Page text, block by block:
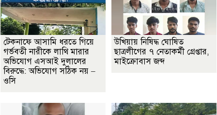
টেকনাফে আসামি ধরতে গিয়ে
গর্ভবতী নারীকে লাথি মারার
অভিযোগ এসআই দুলালের
বিরুদ্ধে: অভিযোগ সঠিক নয় –
ওসি
উখিয়ায় নিষিদ্ধ ঘোষিত
ছাত্রলীগের ৭ নেতাকর্মী গ্রেপ্তার,
মাইক্রোবাস জব্দ